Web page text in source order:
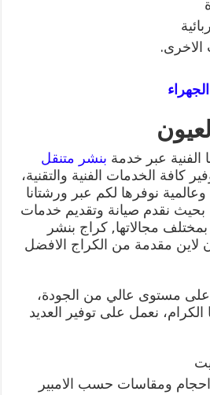
الاخرى.
الفنية عبر خدمة بنشر متنقل
كافة الخدمات الفنية والتقنية،
نوفرها لكم عبر ورشتانا
بحيث نقدم صيانة وتقديم خدمات
بمختلف مجالاتها, كراج بنشر
لاين مقدمة من الكراج الافضل
على مستوى عالي من الجودة،
الكرام، نعمل على توفير العديد
ومقاسات حسب الامبير